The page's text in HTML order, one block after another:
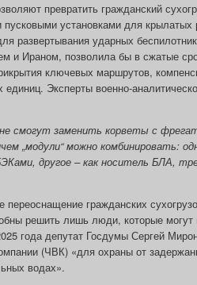
превратить гражданский
установками для
развертывания ударных
и Ираном, позволила бы в сжатые
ключевых маршрутов,
Эксперты военно-
не смогут заменить корветы с
„модули“ можно комбинировать:
другое – как носитель БЛА,
гражданских
решить лишь люди, которые
года депутат Госдумы Сергей
(ЧВК) «для охраны от
водах».